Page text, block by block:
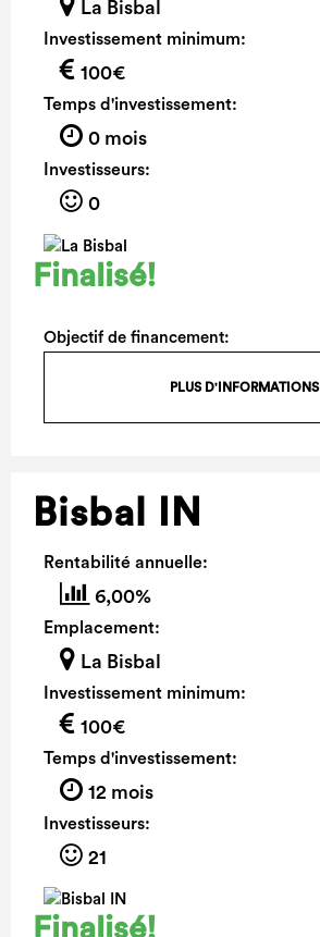
La Bisbal
Investissement minimum:
100€
Temps d'investissement:
0 mois
Investisseurs:
0
Finalisé!
Objectif de financement:
PLUS D'INFORMATIONS
Bisbal IN
Rentabilité annuelle:
6,00%
Emplacement:
La Bisbal
Investissement minimum:
100€
Temps d'investissement:
12 mois
Investisseurs:
21
Finalisé!